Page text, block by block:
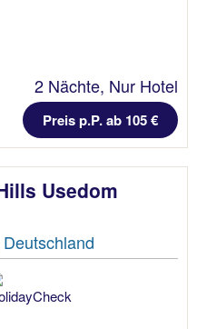
2 Nächte, Nur Hotel
Preis p.P. ab 105 €
Usedom